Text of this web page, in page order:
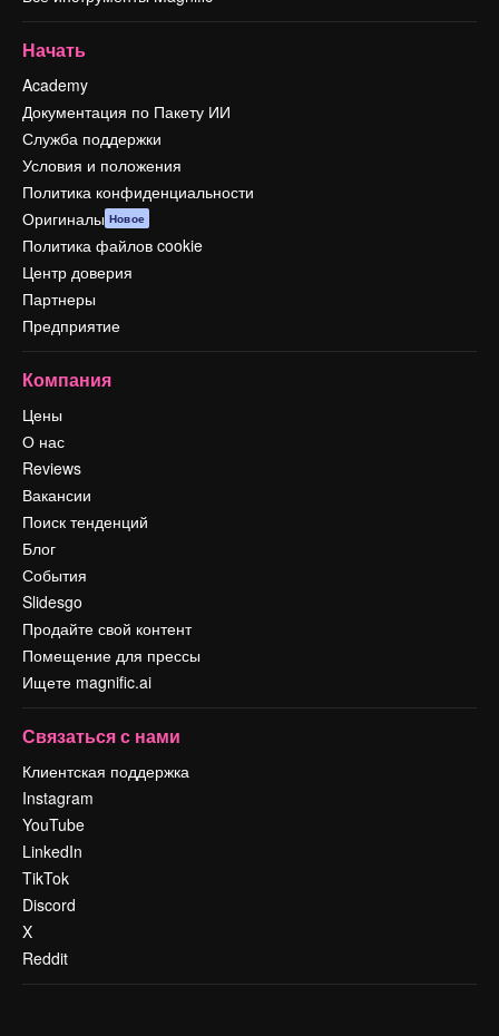
Начать
Academy
Документация по Пакету ИИ
Служба поддержки
Условия и положения
Политика конфиденциальности
Оригиналы Новое
Политика файлов cookie
Центр доверия
Партнеры
Предприятие
Компания
Цены
О нас
Reviews
Вакансии
Поиск тенденций
Блог
События
Slidesgo
Продайте свой контент
Помещение для прессы
Ищете magnific.ai
Связаться с нами
Клиентская поддержка
Instagram
YouTube
LinkedIn
TikTok
Discord
X
Reddit